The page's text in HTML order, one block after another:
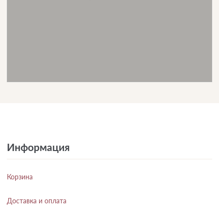
Информация
Корзина
Доставка и оплата